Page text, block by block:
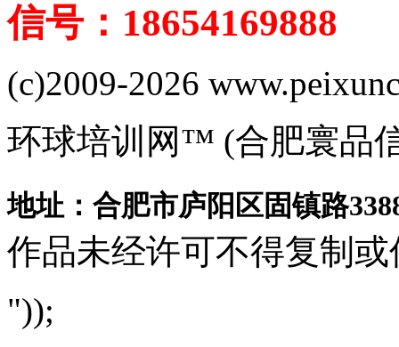
信号：18654169888
(c)2009-2026
环球培训网™ (合肥寰品
地址：合肥市庐阳区固镇路
作品未经许可不得复制或
"));